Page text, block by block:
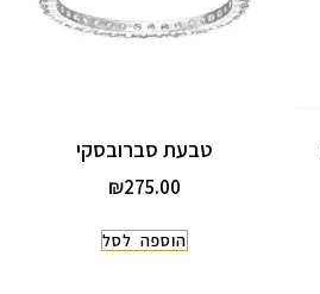
טבעת סברובסקי
₪275.00
הוספה לסל